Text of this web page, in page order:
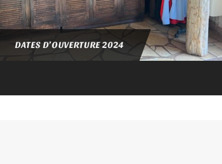
DATES D’OUVERTURE 2024